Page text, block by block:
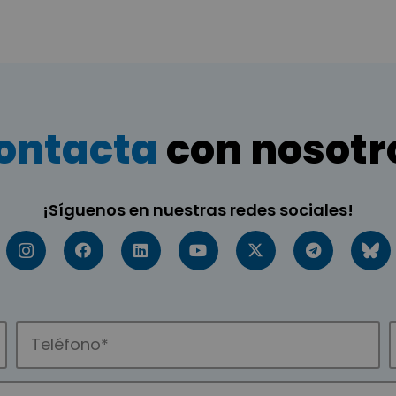
con
¡Síguenos en nuestras redes sociales!